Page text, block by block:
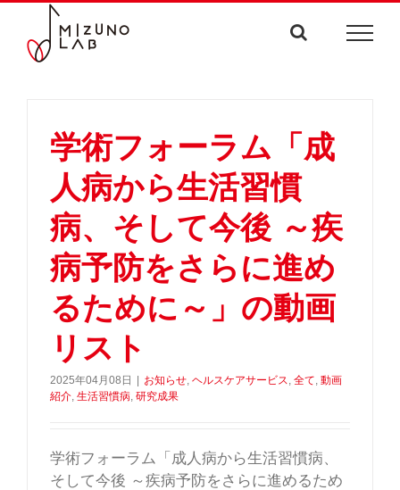
content
学術フォーラム「成
人病から生活習慣
病、そして今後 ～疾
病予防をさらに進め
るために～」の動画
リスト
2025年04月08日 お知らせ, ヘルスケアサービス, 全て, 動画
紹介, 生活習慣病, 研究成果
学術フォーラム「成人病から生活習慣病、
そして今後 ～疾病予防をさらに進めるため